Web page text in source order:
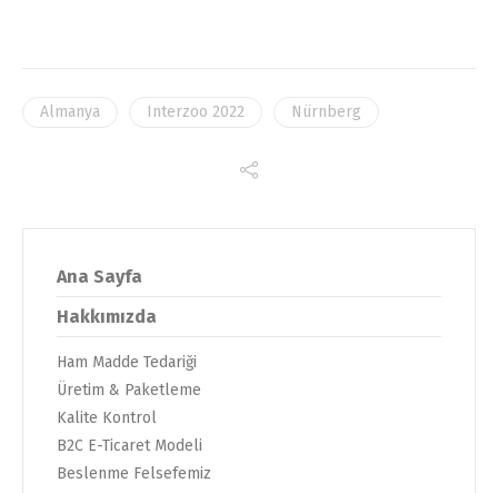
Almanya Interzoo 2022 Nürnberg
Ana Sayfa
Hakkımızda
Ham Madde Tedariği
Üretim & Paketleme
Kalite Kontrol
B2C E-Ticaret Modeli
Beslenme Felsefemiz